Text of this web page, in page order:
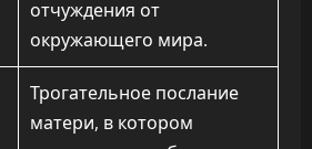
отчуждения от
окружающего мира.
Трогательное послание
матери, в котором